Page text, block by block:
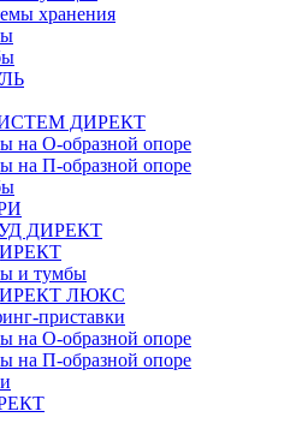
хранения
ДИРЕКТ
на О-образной опоре
на П-образной опоре
ДИРЕКТ
и тумбы
ЛЮКС
приставки
на О-образной опоре
на П-образной опоре